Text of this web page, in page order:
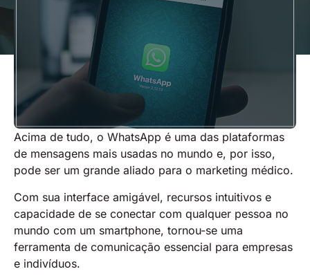
Acima de tudo, o WhatsApp é uma das plataformas
de mensagens mais usadas no mundo e, por isso,
pode ser um grande aliado para o marketing médico.
Com sua interface amigável, recursos intuitivos e
capacidade de se conectar com qualquer pessoa no
mundo com um smartphone, tornou-se uma
ferramenta de comunicação essencial para empresas
e indivíduos.